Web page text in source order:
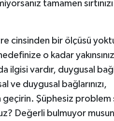
tamamen
cinsinden bir ölçüsü
o kadar
ilgisi vardır, duygusal
ve duygusal bağlarınızı,
geçirin. Şüphesiz problem
Değerli bulmuyor